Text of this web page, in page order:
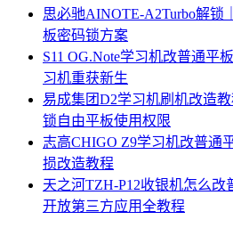
思必驰AINOTE‑A2Turbo解锁
板密码锁方案
S11 OG.Note学习机改普通平
习机重获新生
易成集团D2学习机刷机改造
锁自由平板使用权限
志高CHIGO Z9学习机改普通
损改造教程
天之河TZH-P12收银机怎么改
开放第三方应用全教程